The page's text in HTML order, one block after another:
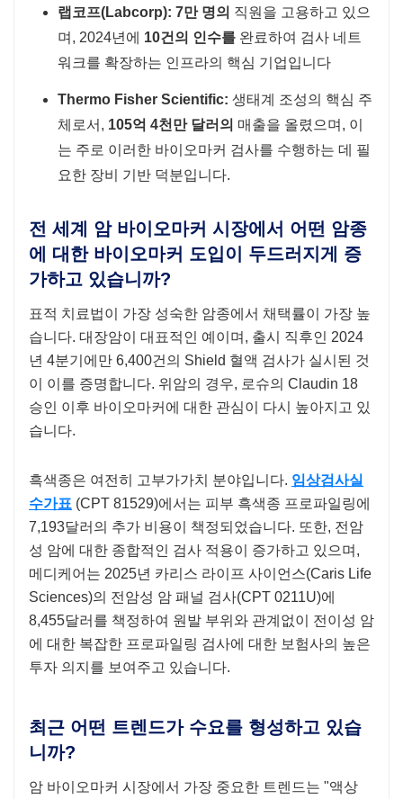
랩코프(Labcorp): 7만 명의 직원을 고용하고 있으
며, 2024년에 10건의 인수를 완료하여 검사 네트
워크를 확장하는 인프라의 핵심 기업입니다
Thermo Fisher Scientific: 생태계 조성의 핵심 주
체로서, 105억 4천만 달러의 매출을 올렸으며, 이
는 주로 이러한 바이오마커 검사를 수행하는 데 필
요한 장비 기반 덕분입니다.
전 세계 암 바이오마커 시장에서 어떤 암종
에 대한 바이오마커 도입이 두드러지게 증
가하고 있습니까?
표적 치료법이 가장 성숙한 암종에서 채택률이 가장 높
습니다. 대장암이 대표적인 예이며, 출시 직후인 2024
년 4분기에만 6,400건의 Shield 혈액 검사가 실시된 것
이 이를 증명합니다. 위암의 경우, 로슈의 Claudin 18
승인 이후 바이오마커에 대한 관심이 다시 높아지고 있
습니다.
흑색종은 여전히 ​​고부가가치 분야입니다. 임상검사실
수가표 (CPT 81529)에서는 피부 흑색종 프로파일링에
7,193달러의 추가 비용이 책정되었습니다. 또한, 전암
성 암에 대한 종합적인 검사 적용이 증가하고 있으며,
메디케어는 2025년 카리스 라이프 사이언스(Caris Life
Sciences)의 전암성 암 패널 검사(CPT 0211U)에
8,455달러를 책정하여 원발 부위와 관계없이 전이성 암
에 대한 복잡한 프로파일링 검사에 대한 보험사의 높은
투자 의지를 보여주고 있습니다.
최근 어떤 트렌드가 수요를 형성하고 있습
니까?
암 바이오마커 시장에서 가장 중요한 트렌드는 "액상